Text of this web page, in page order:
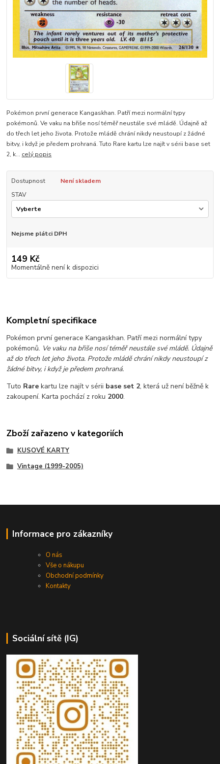
Pokémon první generace Kangaskhan. Patří mezi normální typy
pokémonů. Ve vaku na břiše nosí téměř neustále své mládě. Údajně až
do třech let jeho života. Protože mládě chrání nikdy neustoupí z žádné
bitvy, i když je předem prohraná. Tuto Rare kartu lze najít v sérii base set
2, k... celý popis
Dostupnost
Není skladem
STAV
Nejsme plátci DPH
149 Kč
Momentálně není k dispozici
Kompletní specifikace
Pokémon první generace Kangaskhan. Patří mezi normální typy
pokémonů. Ve vaku na břiše nosí téměř neustále své mládě. Údajně
až do třech let jeho života. Protože mládě chrání nikdy neustoupí z
žádné bitvy, i když je předem prohraná.
Tuto Rarekartu lze najít v sérii base set 2, která už není běžně k
zakoupení. Karta pochází z roku 2000.
Zboží zařazeno v kategoriích
KUSOVÉ KARTY
Vintage (1999-2005)
Informace pro zákazníky
O nás
Vše o nákupu
Obchodní podmínky
Kontakty
Sociální sítě (IG)